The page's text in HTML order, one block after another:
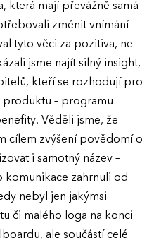
která mají převážně samá
změnit vnímání
tyto věci za pozitiva, ne
jsme najít silný insight,
kteří se rozhodují pro
– programu
Věděli jsme, že
cílem zvýšení povědomí o
i samotný název –
komunikace zahrnuli od
nebyl jen jakýmsi
či malého loga na konci
ale součástí celé